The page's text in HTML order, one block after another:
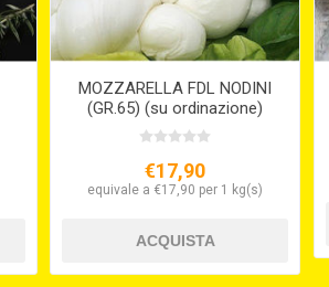
MOZZARELLA FDL NODINI
(GR.65) (su ordinazione)
€17,90
equivale a €17,90 per 1 kg(s)